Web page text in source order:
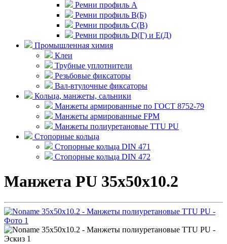
Ремни профиль А
Ремни профиль В(Б)
Ремни профиль С(В)
Ремни профиль D(Г) и E(Д)
Промышленная химия
Клеи
Трубные уплотнители
Резьбовые фиксаторы
Вал-втулочные фиксаторы
Кольца, манжеты, сальники
Манжеты армированные по ГОСТ 8752-79
Манжеты армированные FPM
Манжеты полиуретановые TTU PU
Стопорные кольца
Стопорные кольца DIN 471
Стопорные кольца DIN 472
Манжета PU 35x50x10.2